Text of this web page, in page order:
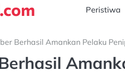
Peristiwa
Berhasil Amankan Pelaku